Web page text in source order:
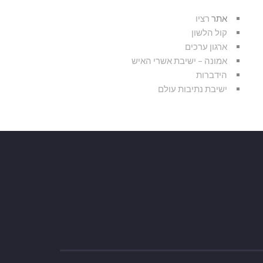
אתר רציו
קול הלשון
ארגון ערכים
אמונה – ישיבת אשרי האיש
הידברות
ישיבת נתיבות עולם